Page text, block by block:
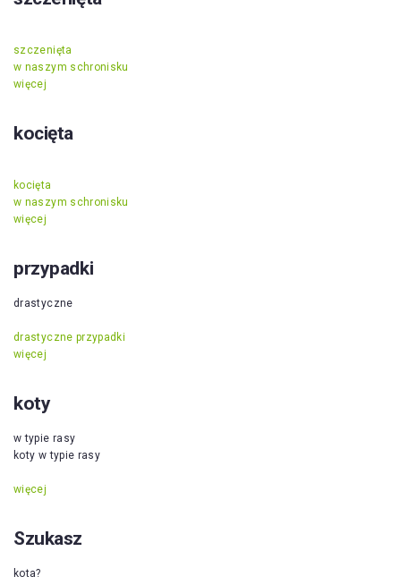
szczenięta
w naszym schronisku
więcej
kocięta
kocięta
w naszym schronisku
więcej
przypadki
drastyczne
drastyczne przypadki
więcej
koty
w typie rasy
koty w typie rasy
więcej
Szukasz
kota?